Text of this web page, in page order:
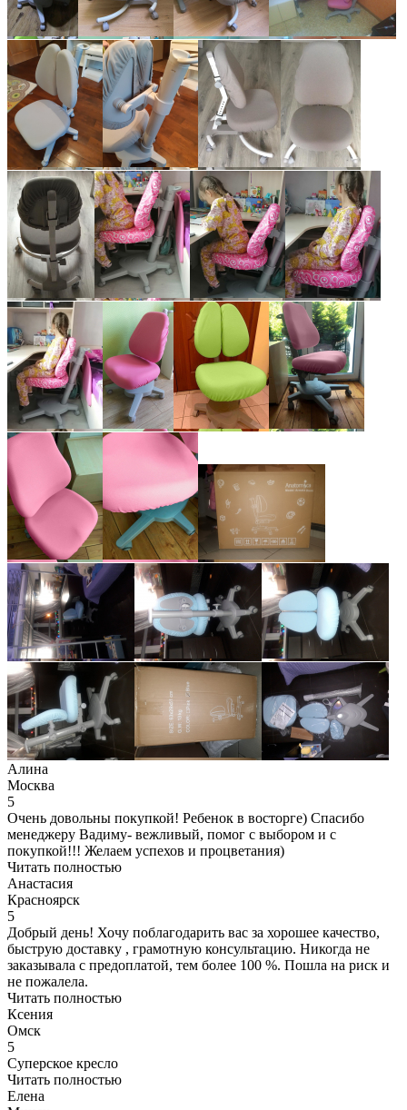
Алина
Москва
5
Очень довольны покупкой! Ребенок в восторге) Спасибо
менеджеру Вадиму- вежливый, помог с выбором и с
покупкой!!! Желаем успехов и процветания)
Читать полностью
Анастасия
Красноярск
5
Добрый день! Хочу поблагодарить вас за хорошее качество,
быструю доставку , грамотную консультацию. Никогда не
заказывала с предоплатой, тем более 100 %. Пошла на риск и
не пожалела.
Читать полностью
Ксения
Омск
5
Суперское кресло
Читать полностью
Елена